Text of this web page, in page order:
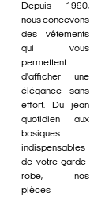
Depuis 1990,
nous concevons
des vêtements
qui vous
permettent
d'afficher une
élégance sans
effort. Du jean
quotidien aux
basiques
indispensables
de votre garde-
robe, nos
pièces